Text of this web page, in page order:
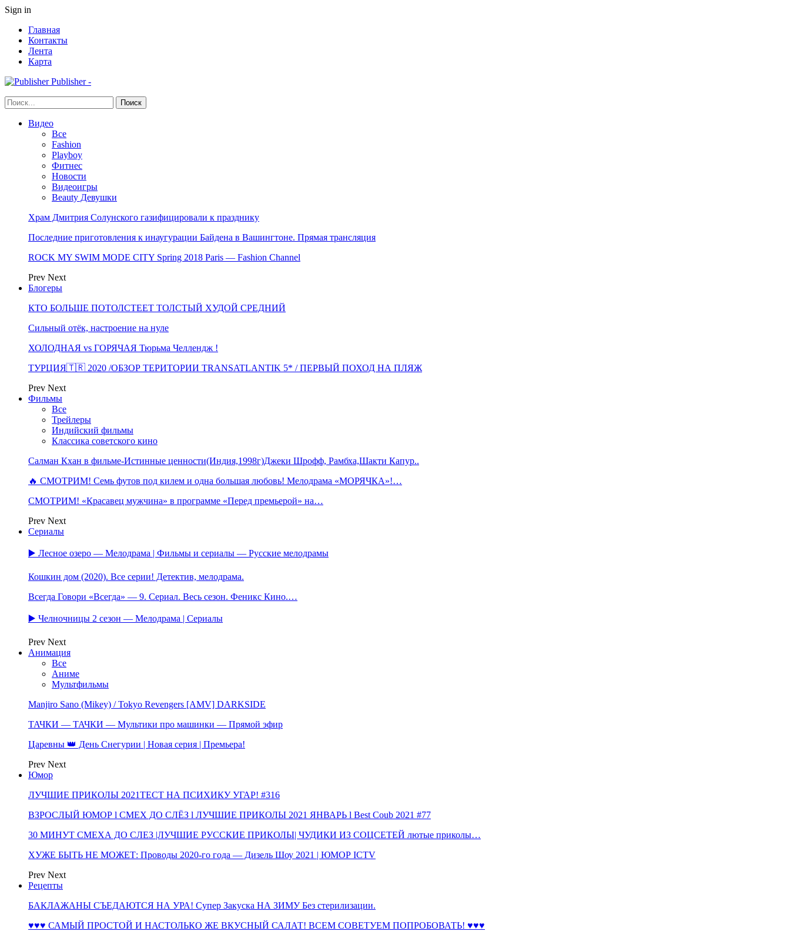
Sign in
Главная
Контакты
Лента
Карта
Publisher -
Видео
Все
Fashion
Playboy
Фитнес
Новости
Видеоигры
Beauty Девушки
Храм Дмитрия Солунского газифицировали к празднику
Последние приготовления к инаугурации Байдена в Вашингтоне. Прямая трансляция
ROCK MY SWIM MODE CITY Spring 2018 Paris — Fashion Channel
Prev Next
Блогеры
КТО БОЛЬШЕ ПОТОЛСТЕЕТ ТОЛСТЫЙ ХУДОЙ СРЕДНИЙ
Сильный отёк, настроение на нуле
ХОЛОДНАЯ vs ГОРЯЧАЯ Тюрьма Челлендж !
ТУРЦИЯ🇹🇷 2020 /ОБЗОР ТЕРИТОРИИ TRANSATLANTIK 5* / ПЕРВЫЙ ПОХОД НА ПЛЯЖ
Prev Next
Фильмы
Все
Трейлеры
Индийский фильмы
Классика советского кино
Салман Кхан в фильме-Истинные ценности(Индия,1998г)Джеки Шрофф, Рамбха,Шакти Капур..
🔥 СМОТРИМ! Семь футов под килем и одна большая любовь! Мелодрама «МОРЯЧКА»!…
СМОТРИМ! «Красавец мужчина» в программе «Перед премьерой» на…
Prev Next
Сериалы
▶️ Лесное озеро — Мелодрама | Фильмы и сериалы — Русские мелодрамы
Кошкин дом (2020). Все серии! Детектив, мелодрама.
Всегда Говори «Всегда» — 9. Сериал. Весь сезон. Феникс Кино.…
▶️ Челночницы 2 сезон — Мелодрама | Сериалы
Prev Next
Анимация
Все
Аниме
Мультфильмы
Manjiro Sano (Mikey) / Tokyo Revengers [AMV] DARKSIDE
ТАЧКИ — ТАЧКИ — Мультики про машинки — Прямой эфир
Царевны 👑 День Снегурии | Новая серия | Премьера!
Prev Next
Юмор
ЛУЧШИЕ ПРИКОЛЫ 2021ТЕСТ НА ПСИХИКУ УГАР! #316
ВЗРОСЛЫЙ ЮМОР l СМЕХ ДО СЛЁЗ l ЛУЧШИЕ ПРИКОЛЫ 2021 ЯНВАРЬ l Best Coub 2021 #77
30 МИНУТ СМЕХА ДО СЛЕЗ |ЛУЧШИЕ РУССКИЕ ПРИКОЛЫ| ЧУДИКИ ИЗ СОЦСЕТЕЙ лютые приколы…
ХУЖЕ БЫТЬ НЕ МОЖЕТ: Проводы 2020-го года — Дизель Шоу 2021 | ЮМОР ICTV
Prev Next
Рецепты
БАКЛАЖАНЫ СЪЕДАЮТСЯ НА УРА! Супер Закуска НА ЗИМУ Без стерилизации.
♥♥♥ САМЫЙ ПРОСТОЙ И НАСТОЛЬКО ЖЕ ВКУСНЫЙ САЛАТ! ВСЕМ СОВЕТУЕМ ПОПРОБОВАТЬ! ♥♥♥